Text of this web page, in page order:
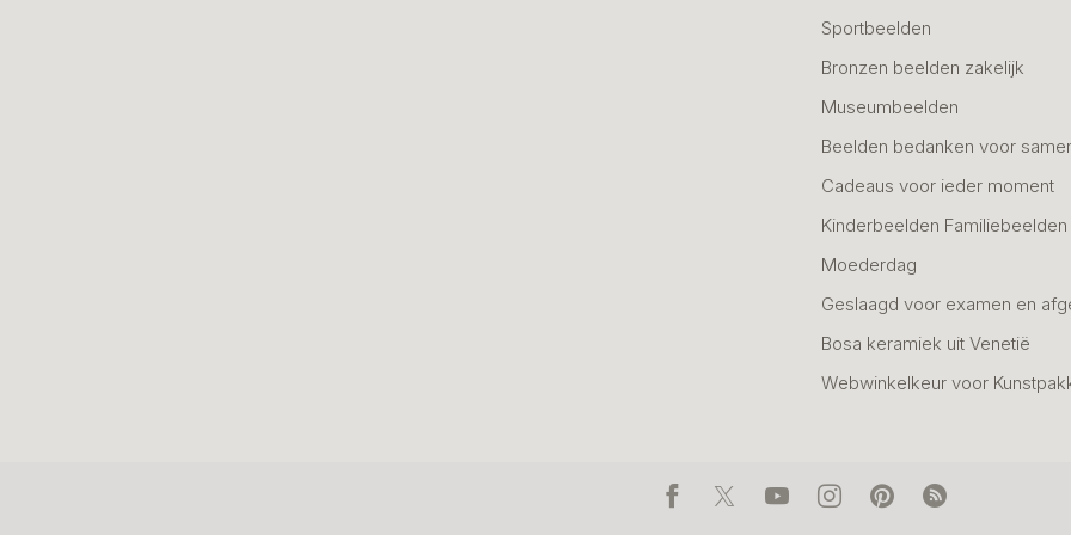
Sportbeelden
Bronzen beelden zakelijk
Museumbeelden
Beelden bedanken voor
Cadeaus voor ieder moment
Kinderbeelden Familiebeelden
Moederdag
Geslaagd voor examen en
Bosa keramiek uit Venetië
Webwinkelkeur voor